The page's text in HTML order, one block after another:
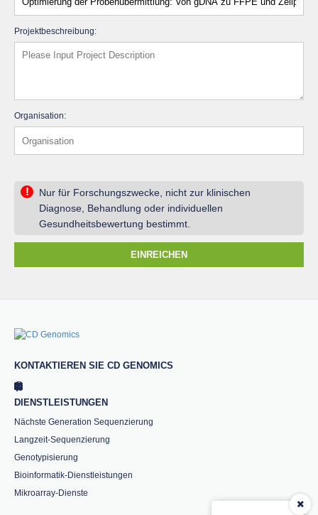
Projektbeschreibung:
Organisation:
!
Nur für Forschungszwecke, nicht zur klinischen
Diagnose, Behandlung oder individuellen
Gesundheitsbewertung bestimmt.
EINREICHEN
KONTAKTIEREN SIE CD GENOMICS
DIENSTLEISTUNGEN
Nächste Generation Sequenzierung
Langzeit-Sequenzierung
Genotypisierung
Bioinformatik-Dienstleistungen
Mikroarray-Dienste